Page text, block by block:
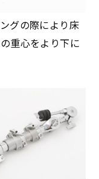
グの際により床
重心をより下に